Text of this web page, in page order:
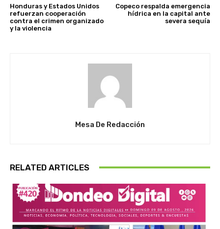
Honduras y Estados Unidos
refuerzan cooperación
contra el crimen organizado
y la violencia
Copeco respalda emergencia
hídrica en la capital ante
severa sequía
Mesa De Redacción
RELATED ARTICLES